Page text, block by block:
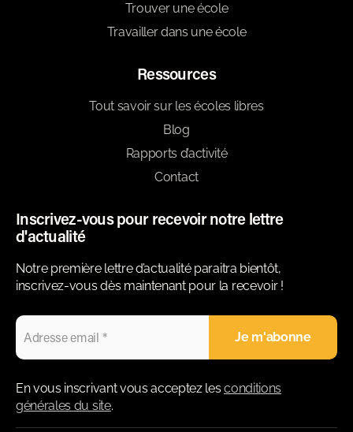
Trouver une école
Travailler dans une école
Ressources
Tout savoir sur les écoles libres
Blog
Rapports d’activité
Contact
Inscrivez-vous pour recevoir notre lettre
d'actualité
Notre première lettre d’actualité paraitra bientôt,
inscrivez-vous dès maintenant pour la recevoir !
En vous inscrivant vous acceptez lesconditions
générales du site.